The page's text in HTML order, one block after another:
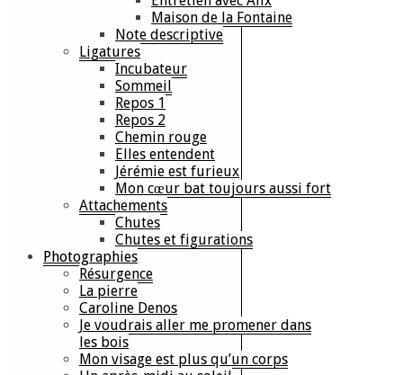
Maison de la Fontaine
Note descriptive
Ligatures
Incubateur
Sommeil
Repos 1
Repos 2
Chemin rouge
Elles entendent
Jérémie est furieux
Mon cœur bat toujours aussi fort
Attachements
Chutes
Chutes et figurations
Photographies
Résurgence
La pierre
Caroline Denos
Je voudrais aller me promener dans
les bois
Mon visage est plus qu’un corps